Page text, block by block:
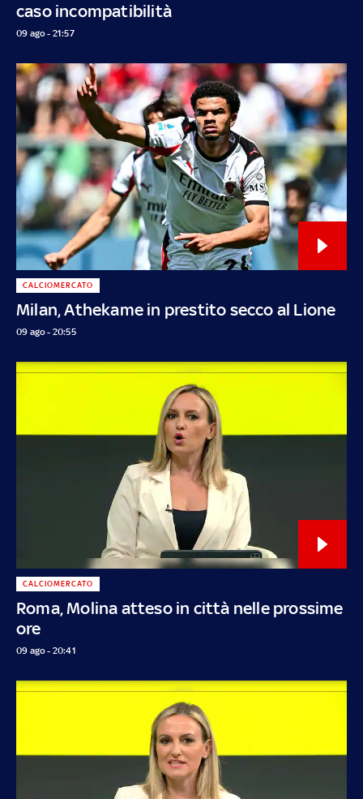
caso incompatibilità
09 ago - 21:57
Milan, Athekame in prestito secco al Lione
CALCIOMERCATO
09 ago - 20:55
Roma, Molina atteso in città nelle prossime
ore
CALCIOMERCATO
09 ago - 20:41